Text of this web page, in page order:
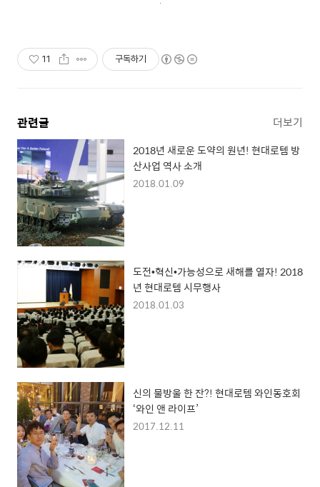
11 구독하기
관련글 더보기
2018년 새로운 도약의 원년! 현대로템 방
산사업 역사 소개
2018.01.09
도전•혁신•가능성으로 새해를 열자! 2018
년 현대로템 시무행사
2018.01.03
신의 물방울 한 잔?! 현대로템 와인동호회
‘와인 앤 라이프’
2017.12.11